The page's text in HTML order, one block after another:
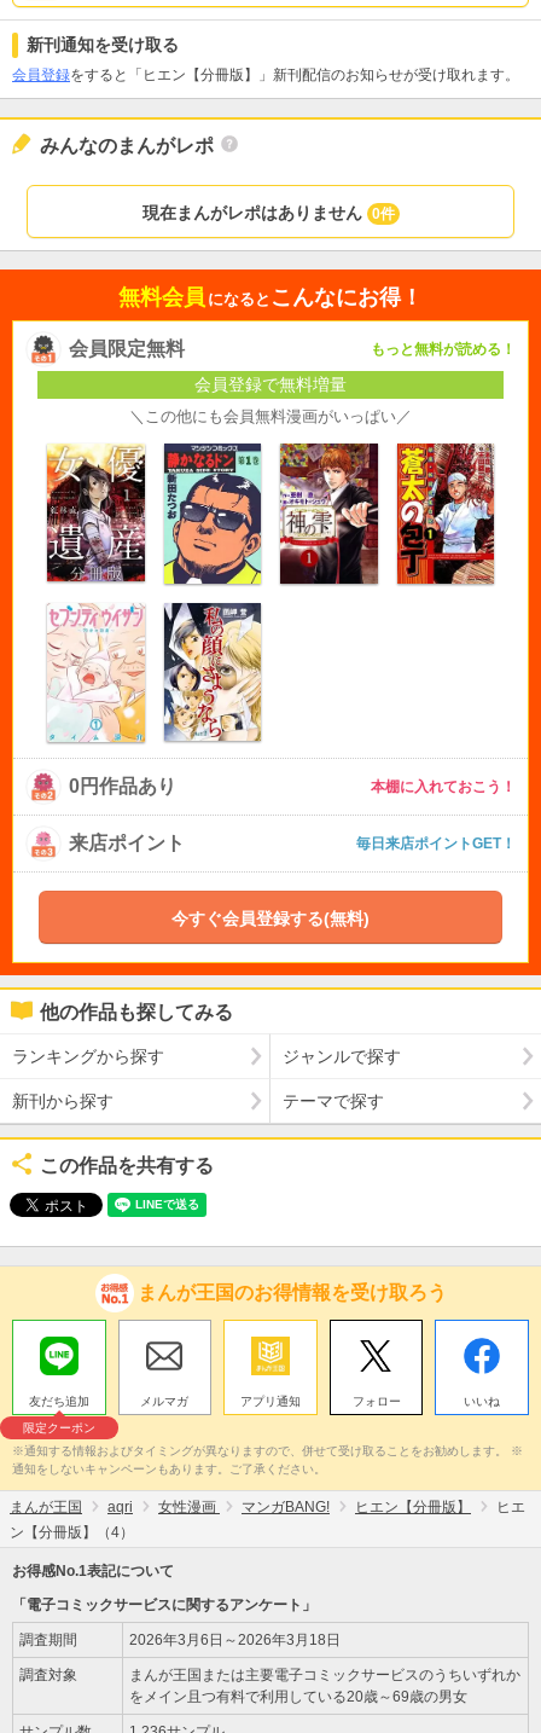
新刊通知を受け取る
会員登録をすると「ヒエン【分冊版】」新刊配信のお知らせが受け取れます。
みんなのまんがレポ
現在まんがレポはありません 0件
無料会員 になると こんなにお得！
会員限定無料 もっと無料が読める！
会員登録で無料増量
＼この他にも会員無料漫画がいっぱい／
0円作品あり 本棚に入れておこう！
来店ポイント 毎日来店ポイントGET！
今すぐ会員登録する(無料)
他の作品も探してみる
ランキングから探す ジャンルで探す
新刊から探す テーマで探す
この作品を共有する
まんが王国のお得情報を受け取ろう
友だち追加
限定クーポン
メルマガ アプリ通知 フォロー いいね
※通知する情報およびタイミングが異なりますので、併せて受け取ることをお勧めします。 ※
通知をしないキャンペーンもあります。ご了承ください。
まんが王国 aqri 女性漫画 マンガBANG! ヒエン【分冊版】
ヒエ
ン【分冊版】（4）
お得感No.1表記について
「電子コミックサービスに関するアンケート」
調査期間 2026年3月6日～2026年3月18日
調査対象
まんが王国または主要電子コミックサービスのうちいずれか
をメイン且つ有料で利用している20歳～69歳の男女